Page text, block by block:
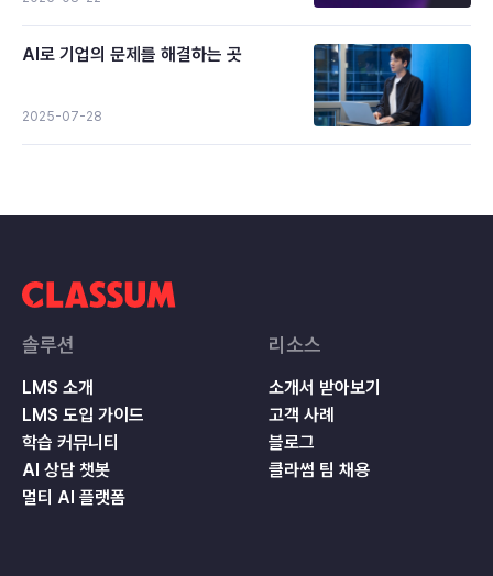
AI로 기업의 문제를 해결하는 곳
2025-07-28
솔루션
LMS 소개
LMS 도입 가이드
학습 커뮤니티
AI 상담 챗봇
멀티 AI 플랫폼
리소스
소개서 받아보기
고객 사례
블로그
클라썸 팀 채용